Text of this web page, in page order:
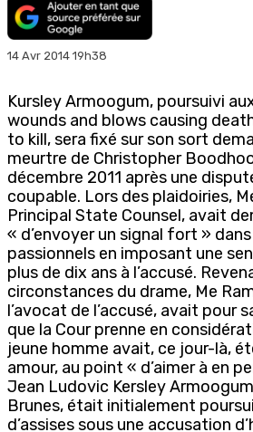
14 Avr 2014 19h38
Kursley Armoogum, poursuivi
wounds and blows causing
to kill, sera fixé sur son sort
meurtre de Christopher
décembre 2011 après une
coupable. Lors des plaidoiries,
Principal State Counsel, avait
« d’envoyer un signal fort »
passionnels en imposant une
plus de dix ans à l’accusé.
circonstances du drame, Me
l’avocat de l’accusé, avait pour
que la Cour prenne en
jeune homme avait, ce jour-là,
amour, au point « d’aimer à en
Jean Ludovic Kersley
Brunes, était initialement
d’assises sous une accusation